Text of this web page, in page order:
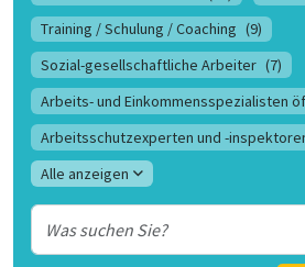
Training / Schulung / Coaching (9)
Sozial-gesellschaftliche Arbeiter (7)
Arbeits- und Einkommensspezialisten
Arbeitsschutzexperten und -
Alle anzeigen